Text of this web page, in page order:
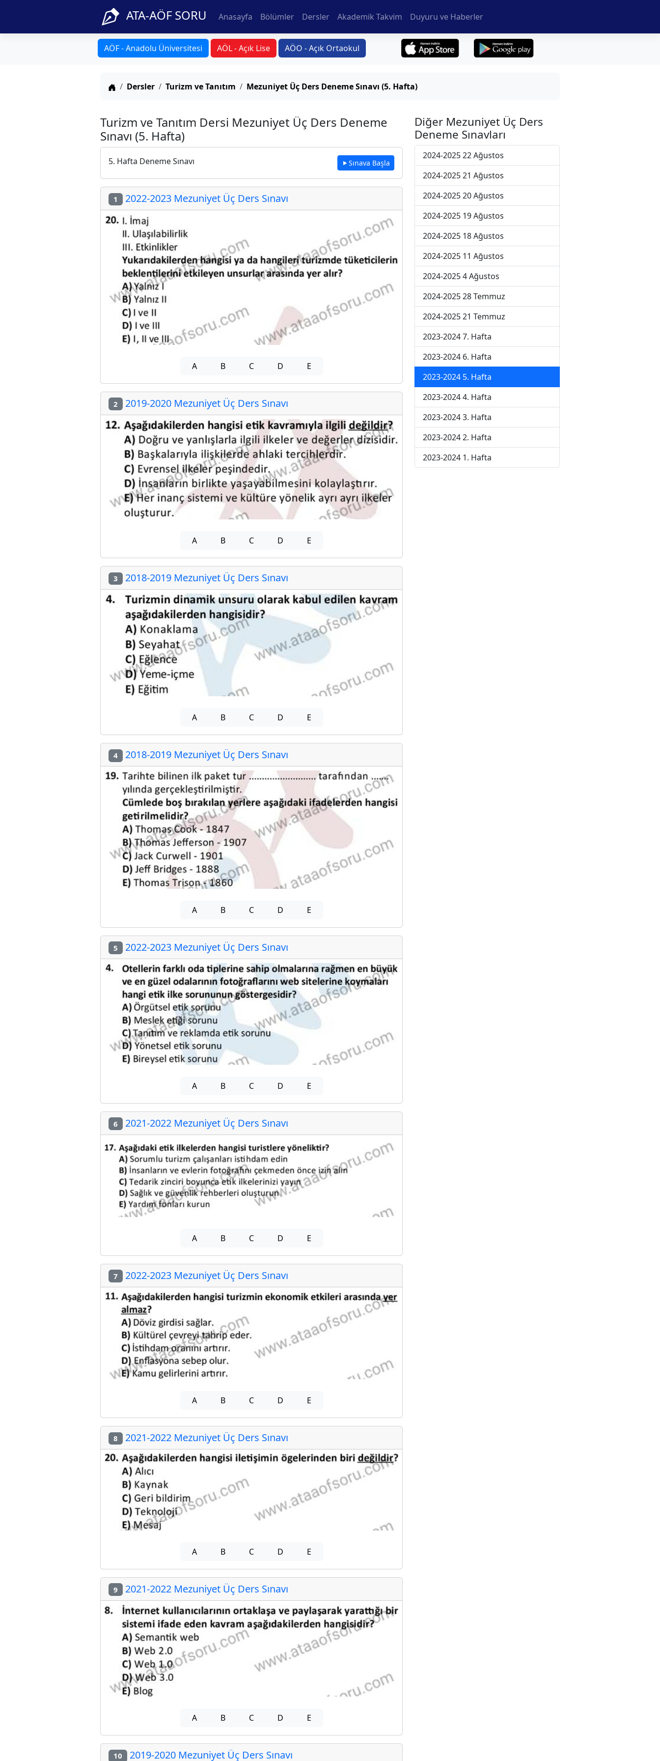
ATA-AÖF SORU Anasayfa Bölümler Dersler Akademik Takvim Duyuru ve Haberler
AÖF - Anadolu Üniversitesi AÖL - Açık Lise AÖO - Açık Ortaokul
Anasayfa
Dersler Turizm ve Tanıtım Mezuniyet Üç Ders Deneme Sınavı (5. Hafta)
Turizm ve Tanıtım Dersi Mezuniyet Üç Ders Deneme
Sınavı (5. Hafta)
5. Hafta Deneme Sınavı Sınava Başla
1 2022-2023 Mezuniyet Üç Ders Sınavı
A B C D E
2 2019-2020 Mezuniyet Üç Ders Sınavı
A B C D E
3 2018-2019 Mezuniyet Üç Ders Sınavı
A B C D E
4 2018-2019 Mezuniyet Üç Ders Sınavı
A B C D E
5 2022-2023 Mezuniyet Üç Ders Sınavı
A B C D E
6 2021-2022 Mezuniyet Üç Ders Sınavı
A B C D E
7 2022-2023 Mezuniyet Üç Ders Sınavı
A B C D E
8 2021-2022 Mezuniyet Üç Ders Sınavı
A B C D E
9 2021-2022 Mezuniyet Üç Ders Sınavı
A B C D E
10 2019-2020 Mezuniyet Üç Ders Sınavı
Diğer Mezuniyet Üç Ders
Deneme Sınavları
2024-2025 22 Ağustos
2024-2025 21 Ağustos
2024-2025 20 Ağustos
2024-2025 19 Ağustos
2024-2025 18 Ağustos
2024-2025 11 Ağustos
2024-2025 4 Ağustos
2024-2025 28 Temmuz
2024-2025 21 Temmuz
2023-2024 7. Hafta
2023-2024 6. Hafta
2023-2024 5. Hafta
2023-2024 4. Hafta
2023-2024 3. Hafta
2023-2024 2. Hafta
2023-2024 1. Hafta